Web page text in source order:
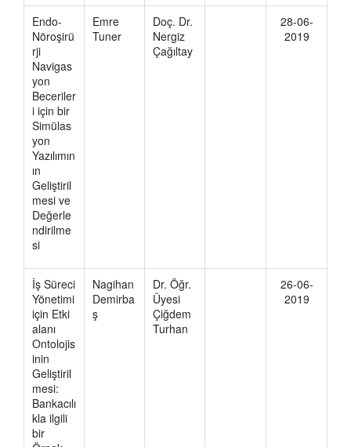
Endo-
Nöroşirü
rji
Navigas
yon
Beceriler
i için bir
Simülas
yon
Yazılımın
ın
Geliştiril
mesi ve
Değerle
ndirilme
si
Emre
Tuner
Doç. Dr.
Nergiz
Çağıltay
28-06-
2019
İş Süreci
Yönetimi
için Etki
alanı
Ontolojis
inin
Geliştiril
mesi:
Bankacılı
kla ilgili
bir
Nagihan
Demirba
ş
Dr. Öğr.
Üyesi
Çiğdem
Turhan
26-06-
2019